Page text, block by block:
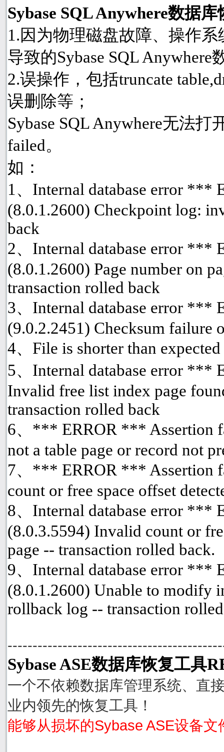
Sybase SQL Anywhere数据
1.因为物理磁盘故障、操作
导致的Sybase SQL
2.误操作，包括truncate
误删除等；
Sybase SQL Anywhere无法
failed。
如：
1、Internal database error ***
(8.0.1.2600) Checkpoint log:
back
2、Internal database error ***
(8.0.1.2600) Page number on
transaction rolled back
3、Internal database error ***
(9.0.2.2451) Checksum failure
4、File is shorter than expected
5、Internal database error ***
Invalid free list index page
transaction rolled back
6、*** ERROR *** Assertion
not a table page or record not
7、*** ERROR *** Assertion
count or free space offset
8、Internal database error ***
(8.0.3.5594) Invalid count or
page -- transaction rolled back.
9、Internal database error ***
(8.0.1.2600) Unable to modify
rollback log -- transaction
Sybase ASE数据库恢复工具
一个不依赖数据库管理系统、直
业内领先的恢复工具！
能够从损坏的Sybase ASE设备